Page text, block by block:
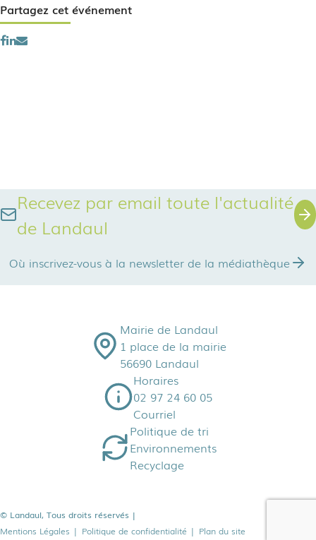
Partagez cet événement
Recevez par email toute l'actualité
de Landaul
Où inscrivez-vous à la newsletter de la médiathèque
Mairie de Landaul
1 place de la mairie
56690 Landaul
Horaires
02 97 24 60 05
Courriel
Politique de tri
Environnements
Recyclage
© Landaul, Tous droits réservés |
Mentions Légales | Politique de confidentialité | Plan du site